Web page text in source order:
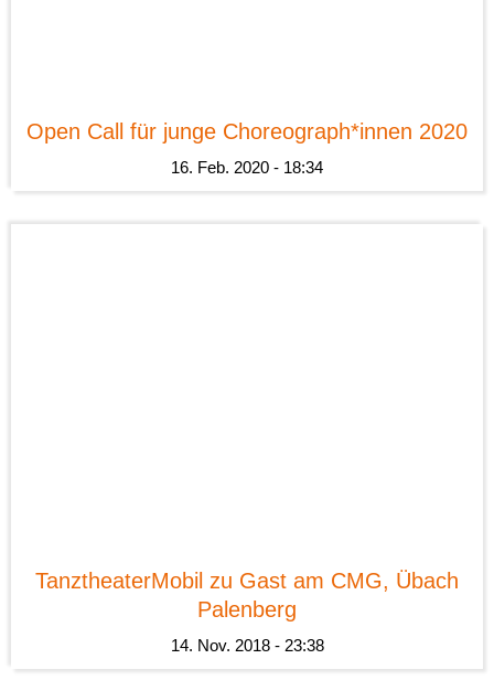
Open Call für junge Choreograph*innen 2020
16. Feb. 2020 - 18:34
TanztheaterMobil zu Gast am CMG, Übach
Palenberg
14. Nov. 2018 - 23:38